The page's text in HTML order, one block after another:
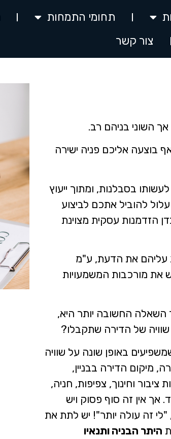
תחומי התמחות
צור קשר
בוצעה אליכם פניה ישירה
בסבלנות, ומתוך ייעוץ
להוביל אתכם לביצוע
הזדמנות עסקית מצוינת
עליהם את הדעת, ע"מ
את מורכבות המשמעויות
השאלה החשובה יותר היא,
של הדירה שתקבלו?
באופן שונה על שוויה
מיקום הדירה בבניין,
וחינוך, צפיפות, חניה,
אך אין זה סוף פסוק ויש
זה עולה יותר"! יש לתת את
היתר הבניה ותנאיו